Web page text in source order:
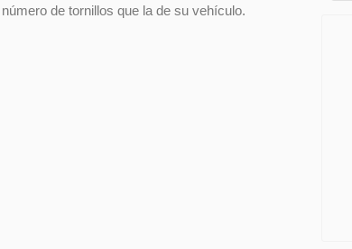
de tornillos que la de su vehículo.